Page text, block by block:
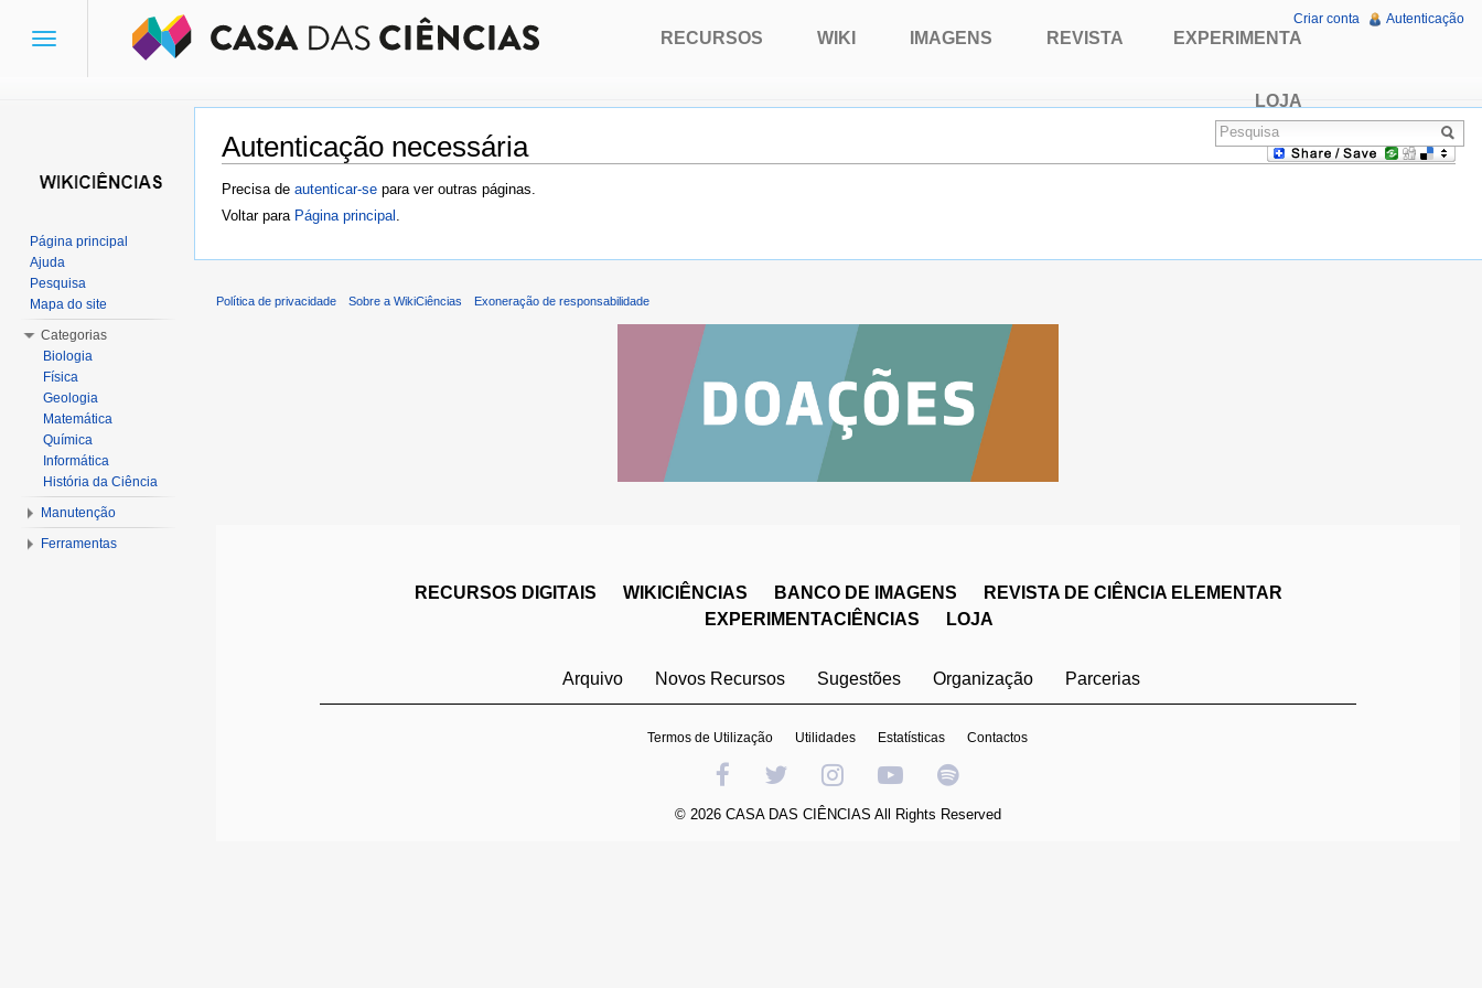
Autenticação necessária
Ir para:navegação,pesquisa
Precisa de autenticar-se para ver outras páginas.
Voltar para Página principal
Toggle
RECURSOS WIKI IMAGENS REVISTA EXPERIMENTA
LOJA
Criar conta Autenticação
Página principal
Ajuda
Pesquisa
Mapa do site
Categorias
Biologia
Física
Geologia
Matemática
Química
Informática
História da Ciência
Manutenção
Ferramentas
Política de privacidade Sobre a WikiCiências Exoneração de responsabilidade
RECURSOS DIGITAIS WIKICIÊNCIAS BANCO DE IMAGENS
REVISTA DE CIÊNCIA ELEMENTAR
EXPERIMENTACIÊNCIAS
LOJA
Arquivo Novos Recursos Sugestões Organização Parcerias
Termos de Utilização Utilidades Estatísticas Contactos
© 2026 CASA DAS CIÊNCIAS All Rights Reserved